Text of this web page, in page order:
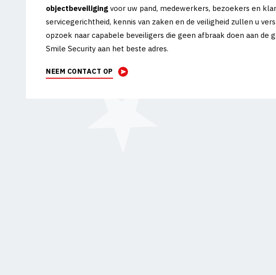
objectbeveiliging voor uw pand, medewerkers, bezoekers en
servicegerichtheid, kennis van zaken en de veiligheid zullen u
opzoek naar capabele beveiligers die geen afbraak doen aan de
Smile Security aan het beste adres.
NEEM CONTACT OP